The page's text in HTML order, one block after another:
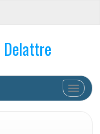
Delattre
Afficher/